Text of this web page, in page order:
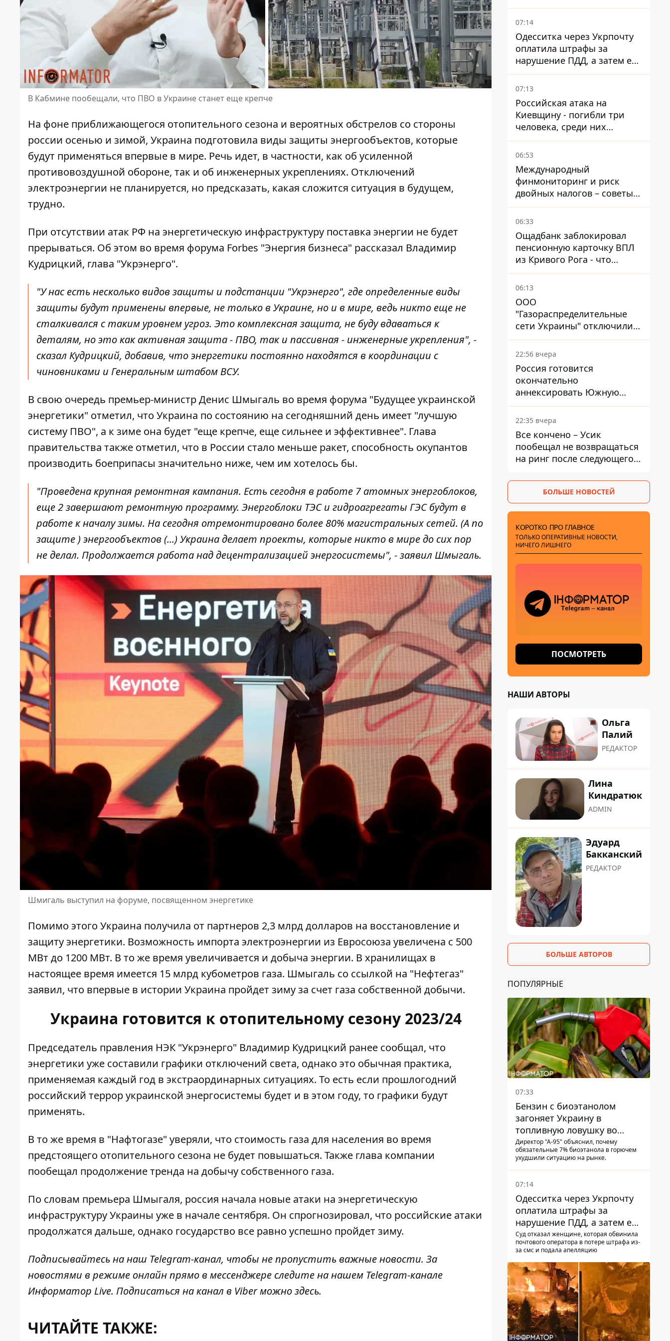
В Кабмине пообещали, что ПВО в Украине станет еще крепче
На фоне приближающегося отопительного сезона и вероятных обстрелов со стороны
россии осенью и зимой, Украина подготовила виды защиты энергообъектов, которые
будут применяться впервые в мире. Речь идет, в частности, как об усиленной
противовоздушной обороне, так и об инженерных укреплениях. Отключений
электроэнергии не планируется, но предсказать, какая сложится ситуация в будущем,
трудно.
При отсутствии атак РФ на энергетическую инфраструктуру поставка энергии не будет
прерываться. Об этом во время форума Forbes "Энергия бизнеса" рассказал Владимир
Кудрицкий, глава "Укрэнерго".
"У нас есть несколько видов защиты и подстанции "Укрэнерго", где определенные виды
защиты будут применены впервые, не только в Украине, но и в мире, ведь никто еще не
сталкивался с таким уровнем угроз. Это комплексная защита, не буду вдаваться к
деталям, но это как активная защита - ПВО, так и пассивная - инженерные укрепления", -
сказал Кудрицкий, добавив, что энергетики постоянно находятся в координации с
чиновниками и Генеральным штабом ВСУ.
В свою очередь премьер-министр Денис Шмыгаль во время форума "Будущее украинской
энергетики" отметил, что Украина по состоянию на сегодняшний день имеет "лучшую
систему ПВО", а к зиме она будет "еще крепче, еще сильнее и эффективнее". Глава
правительства также отметил, что в России стало меньше ракет, способность окупантов
производить боеприпасы значительно ниже, чем им хотелось бы.
"Проведена крупная ремонтная кампания. Есть сегодня в работе 7 атомных энергоблоков,
еще 2 завершают ремонтную программу. Энергоблоки ТЭС и гидроагрегаты ГЭС будут в
работе к началу зимы. На сегодня отремонтировано более 80% магистральных сетей. (А по
защите ) энергообъектов (...) Украина делает проекты, которые никто в мире до сих пор
не делал. Продолжается работа над децентрализацией энергосистемы", - заявил Шмыгаль.
Шмигаль выступил на форуме, посвященном энергетике
Помимо этого Украина получила от партнеров 2,3 млрд долларов на восстановление и
защиту энергетики. Возможность импорта электроэнергии из Евросоюза увеличена с 500
МВт до 1200 МВт. В то же время увеличивается и добыча энергии. В хранилищах в
настоящее время имеется 15 млрд кубометров газа. Шмыгаль со ссылкой на "Нефтегаз"
заявил, что впервые в истории Украина пройдет зиму за счет газа собственной добычи.
Украина готовится к отопительному сезону 2023/24
Председатель правления НЭК "Укрэнерго" Владимир Кудрицкий ранее сообщал, что
энергетики уже составили графики отключений света, однако это обычная практика,
применяемая каждый год в экстраординарных ситуациях. То есть если прошлогодний
российский террор украинской энергосистемы будет и в этом году, то графики будут
применять.
В то же время в "Нафтогазе" уверяли, что стоимость газа для населения во время
предстоящего отопительного сезона не будет повышаться. Также глава компании
пообещал продолжение тренда на добычу собственного газа.
По словам премьера Шмыгаля, россия начала новые атаки на энергетическую
инфраструктуру Украины уже в начале сентября. Он спрогнозировал, что российские атаки
продолжатся дальше, однако государство все равно успешно пройдет зиму.
Подписывайтесь на наш Telegram-канал, чтобы не пропустить важные новости. За
новостями в режиме онлайн прямо в мессенджере следите на нашем Telegram-канале
Информатор Live. Подписаться на канал в Viber можноздесь.
ЧИТАЙТЕ ТАКЖЕ:
07:14
Одесситка через Укрпочту
оплатила штрафы за
нарушение ПДД, а затем ее
счета заблокировали - в
чем причина и что решил
07:13
Российская атака на
Киевщину - погибли три
человека, среди них
ребенок 2022 года
рождения
06:53
Международный
финмониторинг и риск
двойных налогов – советы
украинцам в Польше
06:33
Ощадбанк заблокировал
пенсионную карточку ВПЛ
из Кривого Рога - что
решил суд
06:13
ООО
"Газораспределительные
сети Украины" отключили
львовянке газ - что решил
суд
22:56 вчера
Россия готовится
окончательно
аннексировать Южную
Осетию – страны НАТО
обеспокоены
22:35 вчера
Все кончено – Усик
пообещал не возвращаться
на ринг после следующего
БОЛЬШЕ НОВОСТЕЙ
КОРОТКО ПРО ГЛАВНОЕ
ТОЛЬКО ОПЕРАТИВНЫЕ НОВОСТИ,
НИЧЕГО ЛИШНЕГО
ПОСМОТРЕТЬ
НАШИ АВТОРЫ
Ольга
Палий
РЕДАКТОР
Лина
Киндратюк
ADMIN
Эдуард
Бакканский
РЕДАКТОР
БОЛЬШЕ АВТОРОВ
ПОПУЛЯРНЫЕ
07:33
Бензин с биоэтанолом
загоняет Украину в
топливную ловушку во
время войны - Сергей Куюн
Директор "А-95" объяснил, почему
обязательные 7% биоэтанола в горючем
ухудшили ситуацию на рынке.
07:14
Одесситка через Укрпочту
оплатила штрафы за
нарушение ПДД, а затем ее
счета заблокировали - в
чем причина и что решил
Суд отказал женщине, которая обвинила
почтового оператора в потере штрафа из-
за смс и подала апелляцию